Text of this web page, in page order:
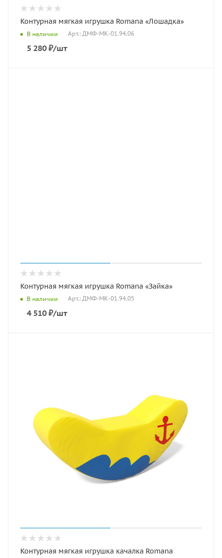
Контурная мягкая игрушка Romana «Лошадка»
В наличии Арт.: ДМФ-МК-01.94.06
5 280 ₽/шт
Контурная мягкая игрушка Romana «Зайка»
В наличии Арт.: ДМФ-МК-01.94.05
4 510 ₽/шт
Контурная мягкая игрушка качалка Romana